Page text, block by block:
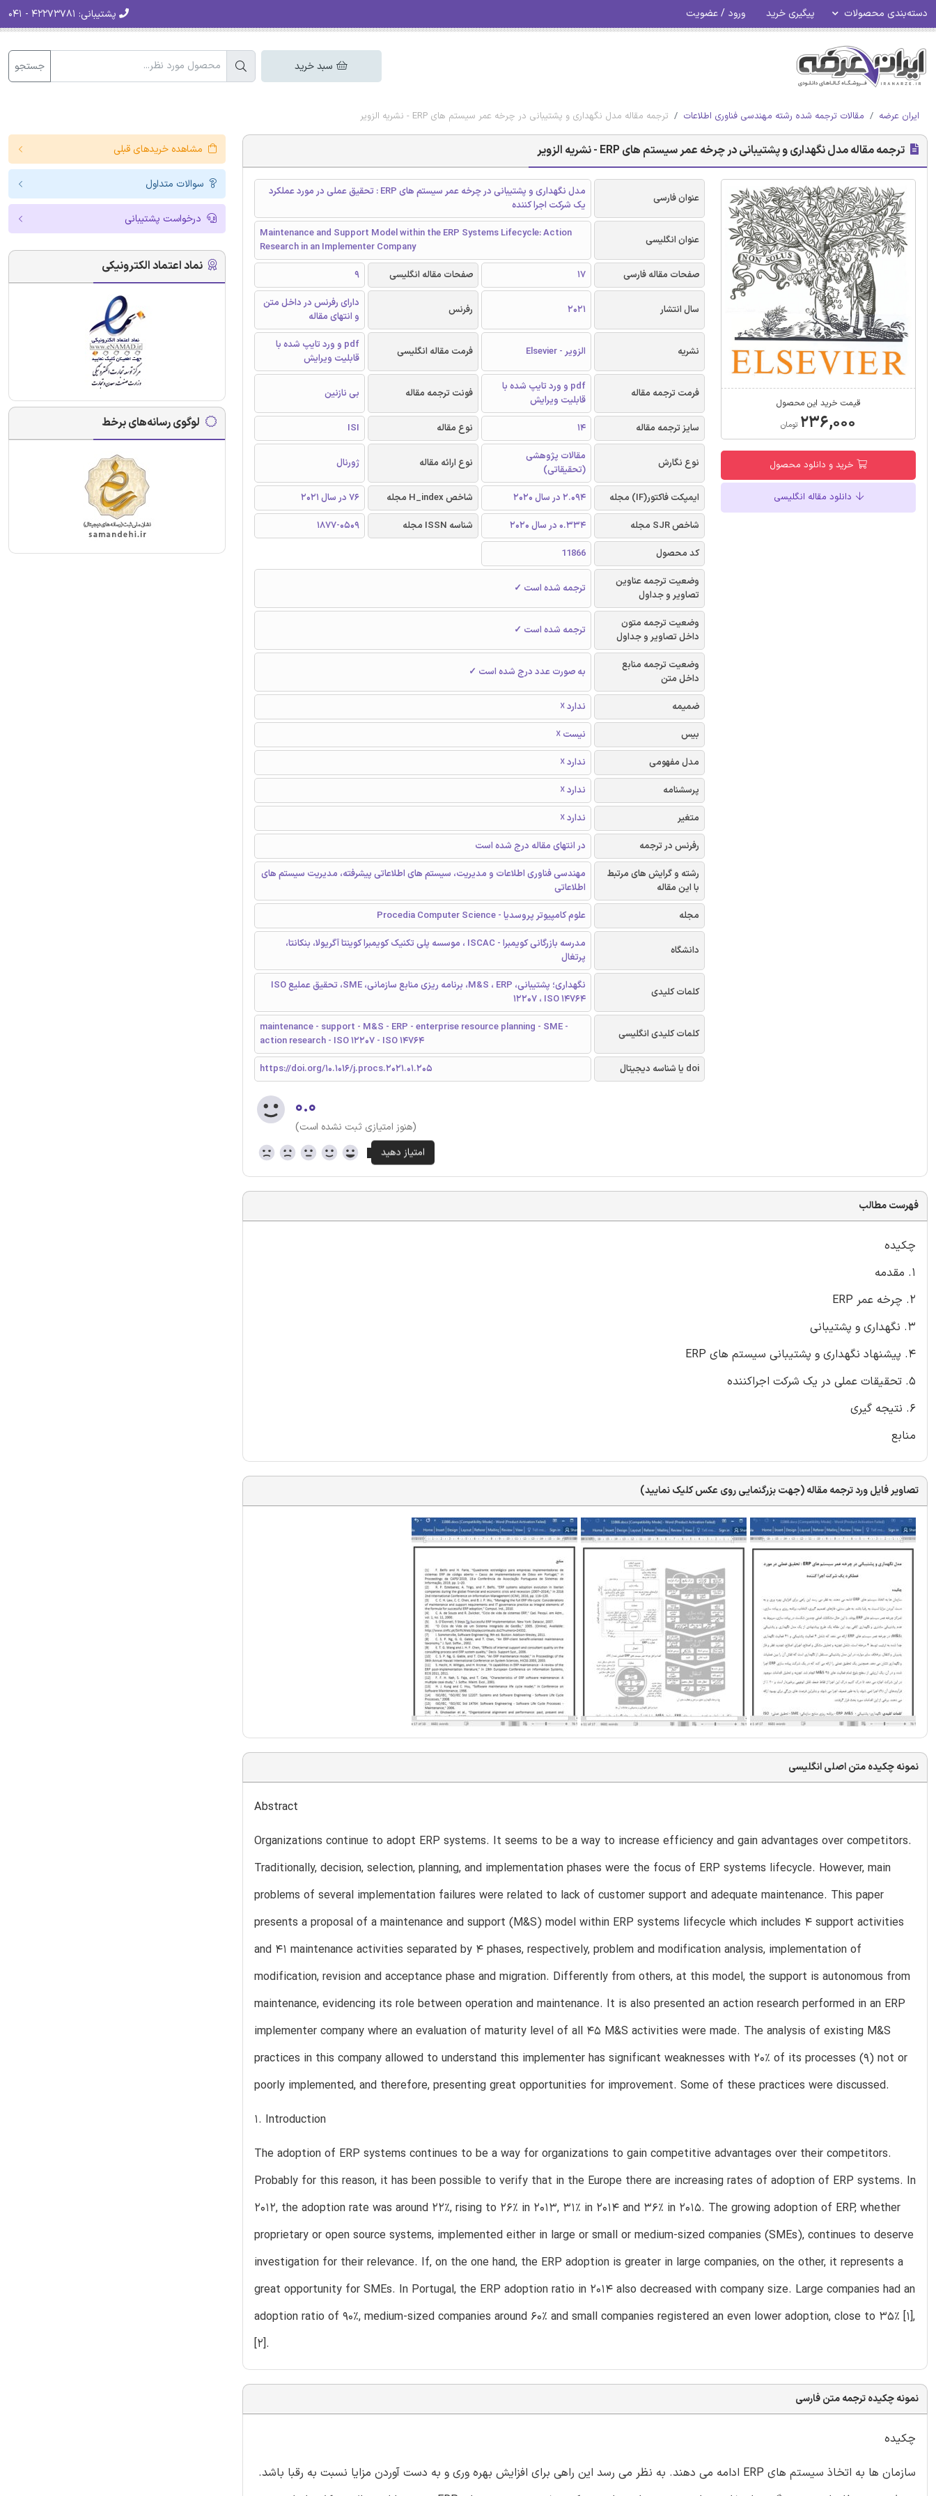
دسته‌بندی محصولات پیگیری خرید ورود / عضویت پشتیبانی:
سبد خرید جستجو
ایران عرضه مقالات ترجمه شده رشته مهندسی فناوری اطلاعات ترجمه مقاله مدل نگهداری و پشتیبانی در چرخه عمر سیستم های ERP - نشریه الزویر
ترجمه مقاله مدل نگهداری و پشتیبانی در چرخه عمر سیستم های ERP - نشریه الزویر
قیمت خرید این محصول
۲۳۶,۰۰۰ تومان
خرید و دانلود محصول
دانلود مقاله انگلیسی
عنوان فارسی
مدل نگهداری و پشتیبانی در چرخه عمر سیستم های ERP : تحقیق عملی در مورد عملکرد
یک شرکت اجرا کننده
عنوان انگلیسی
Maintenance and Support Model within the ERP Systems Lifecycle: Action
Research in an Implementer Company
صفحات مقاله فارسی
17 صفحات مقاله انگلیسی 9
سال انتشار 2021 رفرنس
دارای رفرنس در داخل متن
و انتهای مقاله
نشریه الزویر - Elsevier فرمت مقاله انگلیسی
pdf و ورد تایپ شده با
قابلیت ویرایش
فرمت ترجمه مقاله
pdf و ورد تایپ شده با
قابلیت ویرایش
فونت ترجمه مقاله بی نازنین
سایز ترجمه مقاله 14 نوع مقاله ISI
نوع نگارش
مقالات پژوهشی
(تحقیقاتی)
نوع ارائه مقاله ژورنال
ایمپکت فاکتور(IF) مجله 2.094 در سال 2020 شاخص H_index مجله
76 در سال 2021
شاخص SJR مجله
0.334 در سال 2020 شناسه ISSN مجله
1877-0509
کد محصول
11866
وضعیت ترجمه عناوین
تصاویر و جداول
ترجمه شده است ✓
وضعیت ترجمه متون
داخل تصاویر و جداول
ترجمه شده است ✓
وضعیت ترجمه منابع
داخل متن
به صورت عدد درج شده است ✓
ضمیمه
ندارد ☓
بیس
نیست ☓
مدل مفهومی
ندارد ☓
پرسشنامه
ندارد ☓
متغیر
ندارد ☓
رفرنس در ترجمه
در انتهای مقاله درج شده است
رشته و گرایش های مرتبط
با این مقاله
مهندسی فناوری اطلاعات و مدیریت، سیستم های اطلاعاتی پیشرفته، مدیریت سیستم های
اطلاعاتی
مجله
علوم کامپیوتر پروسدیا - Procedia Computer Science
دانشگاه
مدرسه بازرگانی کویمبرا - ISCAC ، موسسه پلی تکنیک کویمبرا کوینتا آگریولا، بنکانتا،
پرتغال
کلمات کلیدی
نگهداری؛ پشتیبانی، M&S ، ERP، برنامه ریزی منابع سازمانی، SME، تحقیق عملیع ISO
12207 ، ISO 14764
کلمات کلیدی انگلیسی
maintenance - support - M&S - ERP - enterprise resource planning - SME -
action research - ISO 12207 - ISO 14764
doi یا شناسه دیجیتال
https://doi.org/10.1016/j.procs.2021.01.205
۰.۰
(هنوز امتیازی ثبت نشده است)
فهرست مطالب
چکیده
1. مقدمه
2. چرخه عمر ERP
3. نگهداری و پشتیبانی
4. پیشنهاد نگهداری و پشتیبانی سیستم های ERP
5. تحقیقات عملی در یک شرکت اجراکننده
6. نتیجه گیری
منابع
تصاویر فایل ورد ترجمه مقاله (جهت بزرگنمایی روی عکس کلیک نمایید)
نمونه چکیده متن اصلی انگلیسی
Abstract
Organizations continue to adopt ERP systems. It seems to be a way to increase efficiency and gain advantages over competitors.
Traditionally, decision, selection, planning, and implementation phases were the focus of ERP systems lifecycle. However, main
problems of several implementation failures were related to lack of customer support and adequate maintenance. This paper
presents a proposal of a maintenance and support (M&S) model within ERP systems lifecycle which includes 4 support activities
and 41 maintenance activities separated by 4 phases, respectively, problem and modification analysis, implementation of
modification, revision and acceptance phase and migration. Differently from others, at this model, the support is autonomous from
maintenance, evidencing its role between operation and maintenance. It is also presented an action research performed in an ERP
implementer company where an evaluation of maturity level of all 45 M&S activities were made. The analysis of existing M&S
practices in this company allowed to understand this implementer has significant weaknesses with 20% of its processes (9) not or
poorly implemented, and therefore, presenting great opportunities for improvement. Some of these practices were discussed.
1. Introduction
The adoption of ERP systems continues to be a way for organizations to gain competitive advantages over their competitors.
Probably for this reason, it has been possible to verify that in the Europe there are increasing rates of adoption of ERP systems. In
2012, the adoption rate was around 22%, rising to 26% in 2013, 31% in 2014 and 36% in 2015. The growing adoption of ERP, whether
proprietary or open source systems, implemented either in large or small or medium-sized companies (SMEs), continues to deserve
investigation for their relevance. If, on the one hand, the ERP adoption is greater in large companies, on the other, it represents a
great opportunity for SMEs. In Portugal, the ERP adoption ratio in 2014 also decreased with company size. Large companies had an
adoption ratio of 90%, medium-sized companies around 60% and small companies registered an even lower adoption, close to 35% [1],
[2].
نمونه چکیده ترجمه متن فارسی
چکیده
سازمان ها به اتخاذ سیستم های ERP ادامه می دهند. به نظر می رسد این راهی برای افزایش بهره وری و به دست آوردن مزایا نسبت به رقبا باشد.
مشاهده خریدهای قبلی
سوالات متداول
درخواست پشتیبانی
نماد اعتماد الکترونیکی
لوگوی رسانه‌های برخط